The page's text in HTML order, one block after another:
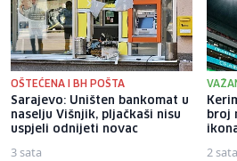
OŠTEĆENA I BH POŠTA
Sarajevo: Uništen bankomat u
naselju Višnjik, pljačkaši nisu
uspjeli odnijeti novac
3 sata
broj
2 sata